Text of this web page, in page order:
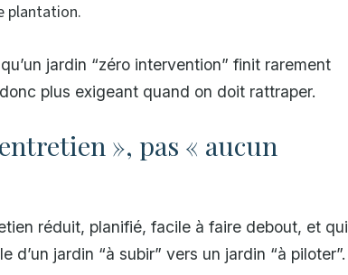
plantation.
jardin “zéro intervention” finit rarement
plus exigeant quand on doit rattraper.
», pas « aucun
réduit, planifié, facile à faire debout, et qui
jardin “à subir” vers un jardin “à piloter”.